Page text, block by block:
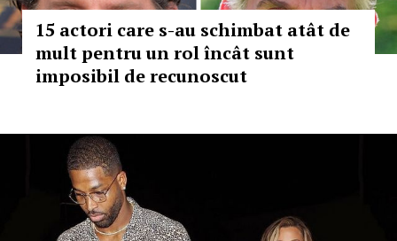
15 actori care s-au schimbat atât de
mult pentru un rol încât sunt
imposibil de recunoscut